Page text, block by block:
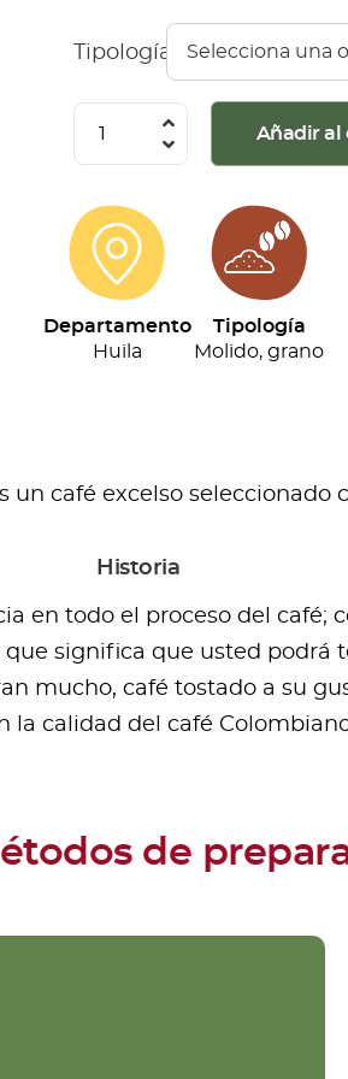
Tipología
Montaña
-
Especial
(500g)
cantidad
Añadir al
Departamento
Huila
Tipología
Molido, grano
un café excelso
Historia
en todo el proceso del
significa que usted
mucho, café tostado a su
la calidad del café
de